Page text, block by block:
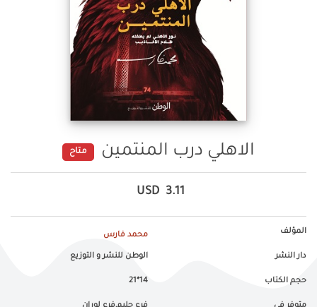
الاهلي درب المنتمين متاح
3.11
USD
المؤلف محمد فارس
دار النشر الوطن للنشر و التوزيع
حجم الكتاب 14*21
متوفر في فرع جليم,فرع لوران